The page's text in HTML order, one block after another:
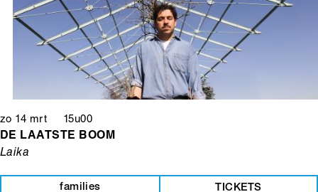
zo 14 mrt 15u00
DE LAATSTE BOOM
Laika
families TICKETS